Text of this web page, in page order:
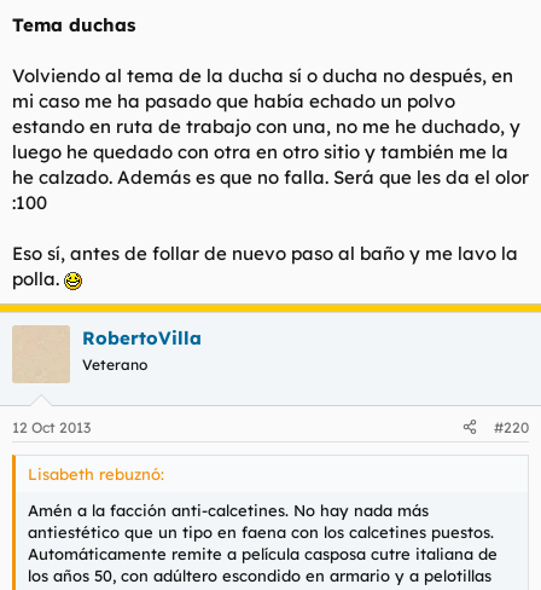
Tema duchas
Volviendo al tema de la ducha sí o ducha no después, en
mi caso me ha pasado que había echado un polvo
estando en ruta de trabajo con una, no me he duchado, y
luego he quedado con otra en otro sitio y también me la
he calzado. Además es que no falla. Será que les da el olor
:100
Eso sí, antes de follar de nuevo paso al baño y me lavo la
polla.
RobertoVilla
Veterano
12 Oct 2013 #220
Lisabeth rebuznó:
Amén a la facción anti-calcetines. No hay nada más
antiestético que un tipo en faena con los calcetines puestos.
Automáticamente remite a película casposa cutre italiana de
los años 50, con adúltero escondido en armario y a pelotillas